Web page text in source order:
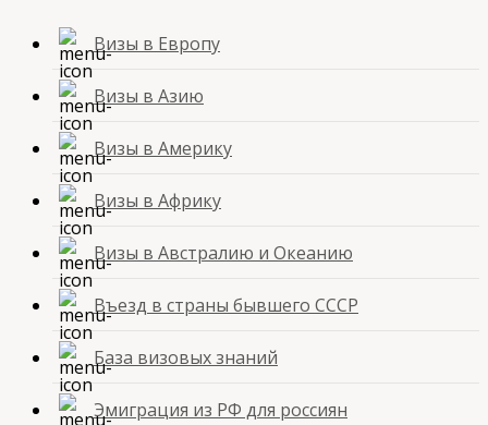
Визы в Европу
Визы в Азию
Визы в Америку
Визы в Африку
Визы в Австралию и Океанию
Въезд в страны бывшего СССР
База визовых знаний
Эмиграция из РФ для россиян